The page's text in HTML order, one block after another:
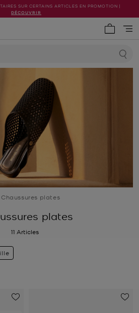
SUR CERTAINS ARTICLES EN PROMOTION |
DÉCOUVRIR
Chaussures plates
plates
11 Articles